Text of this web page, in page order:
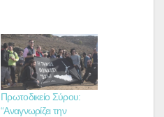
Πρωτοδικείο Σύρου:
“Αναγνωρίζει την